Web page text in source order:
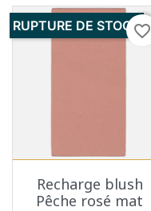
favorite_border
Recharge blush
Pêche rosé mat
RUPTURE DE STOCK